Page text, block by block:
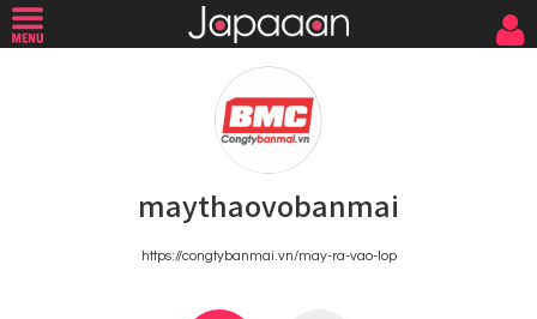
maythaovobanmai
https://congtybanmai.vn/may-ra-vao-lop